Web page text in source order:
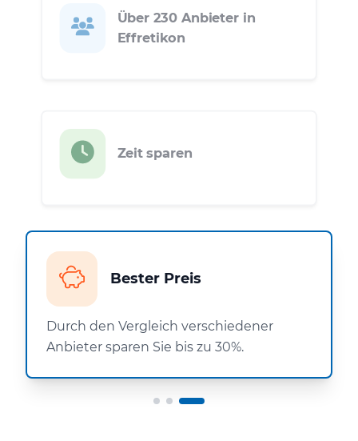
Über 230 Anbieter in
Effretikon
Zeit sparen
Bester Preis
Durch den Vergleich verschiedener
Anbieter sparen Sie bis zu 30%.